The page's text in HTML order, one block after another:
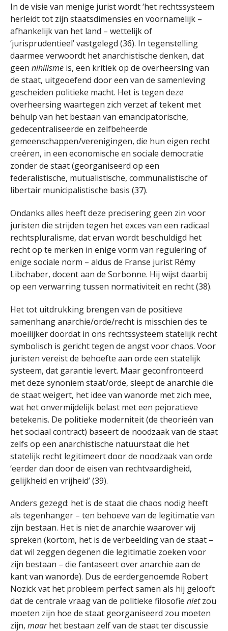
In de visie van menige jurist wordt ‘het rechtssysteem
herleidt tot zijn staatsdimensies en voornamelijk –
afhankelijk van het land – wettelijk of
‘jurisprudentieel’ vastgelegd (36). In tegenstelling
daarmee verwoordt het anarchistische denken, dat
geen nihilisme is, een kritiek op de overheersing van
de staat, uitgeoefend door een van de samenleving
gescheiden politieke macht. Het is tegen deze
overheersing waartegen zich verzet af tekent met
behulp van het bestaan ​​van emancipatorische,
gedecentraliseerde en zelfbeheerde
gemeenschappen/verenigingen, die hun eigen recht
creëren, in een economische en sociale democratie
zonder de staat (georganiseerd op een
federalistische, mutualistische, communalistische of
libertair municipalistische basis (37).
Ondanks alles heeft deze precisering geen zin voor
juristen die strijden tegen het exces van een radicaal
rechtspluralisme, dat ervan wordt beschuldigd het
recht op te merken in enige vorm van regulering of
enige sociale norm – aldus de Franse jurist Rémy
Libchaber, docent aan de Sorbonne. Hij wijst daarbij
op een verwarring tussen normativiteit en recht (38).
Het tot uitdrukking brengen van de positieve
samenhang anarchie/orde/recht is misschien des te
moeilijker doordat in ons rechtssysteem statelijk recht
symbolisch is gericht tegen de angst voor chaos. Voor
juristen vereist de behoefte aan orde een statelijk
systeem, dat garantie levert. Maar geconfronteerd
met deze synoniem staat/orde, sleept de anarchie die
de staat weigert, het idee van wanorde met zich mee,
wat het onvermijdelijk belast met een pejoratieve
betekenis. De politieke moderniteit (de theorieën van
het sociaal contract) baseert de noodzaak van de staat
zelfs op een anarchistische natuurstaat die het
statelijk recht legitimeert door de noodzaak van orde
‘eerder dan door de eisen van rechtvaardigheid,
gelijkheid en vrijheid’ (39).
Anders gezegd: het is de staat die chaos nodig heeft
als tegenhanger – ten behoeve van de legitimatie van
zijn bestaan. Het is niet de anarchie waarover wij
spreken (kortom, het is de verbeelding van de staat –
dat wil zeggen degenen die legitimatie zoeken voor
zijn bestaan – die fantaseert over anarchie aan de
kant van wanorde). Dus de eerdergenoemde Robert
Nozick vat het probleem perfect samen als hij gelooft
dat de centrale vraag van de politieke filosofie nietzou
moeten zijn hoe de staat georganiseerd zou moeten
zijn, maarhet bestaan ​​zelf van de staat ter discussie